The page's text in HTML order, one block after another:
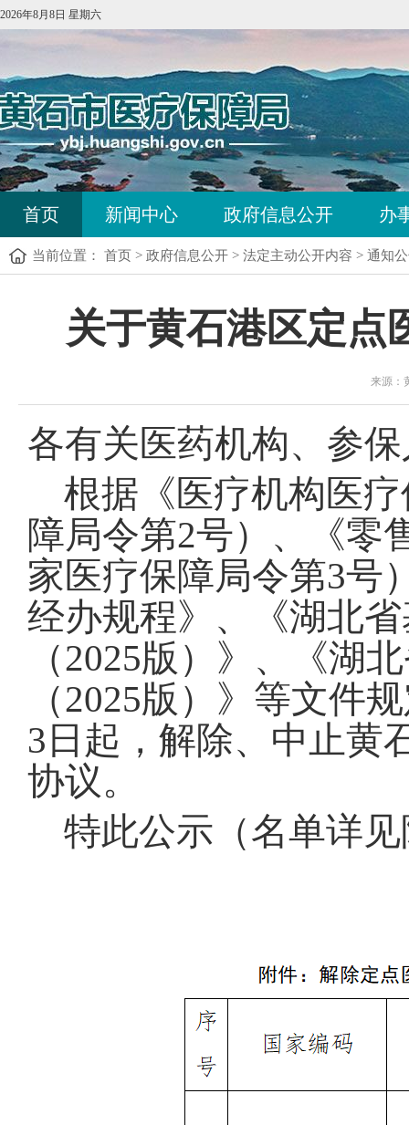
2026年8月8日 星期六
首页 新闻中心 政府信息公开 办
当前位置： 首页 > 政府信息公开 > 法定主动公开内容 > 通知
关于黄石港区定点
来源
各有关医药机构、参
根据《医疗机构医
障局令第2号）、《零
家医疗保障局令第3号
经办规程》、《湖北
（2025版）》、《湖
（2025版）》等文件
3日起，解除、中止黄
协议。
特此公示（名单详